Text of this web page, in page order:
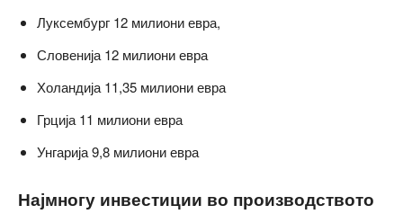
Луксембург 12 милиони евра,
Словенија 12 милиони евра
Холандија 11,35 милиони евра
Грција 11 милиони евра
Унгарија 9,8 милиони евра
Најмногу инвестиции во производството